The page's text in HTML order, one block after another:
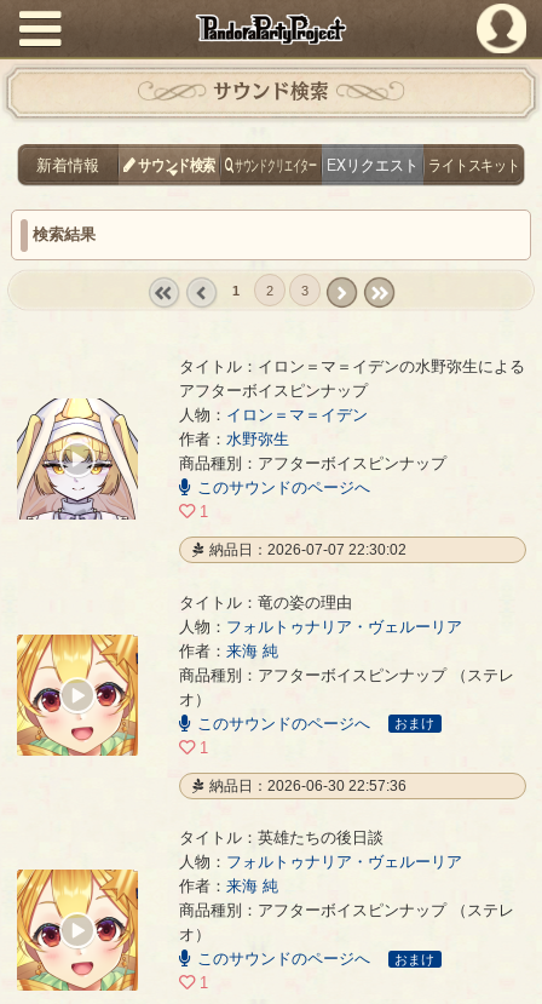
PandoraPartyProject
サウンド検索
新着情報 サウンド検索 サウンドクリエイター EXリクエスト ライトスキット
検索結果
1 2 3
イロン＝マ＝イデンの水野弥生によるアフターボイスピンナップ
00:00
01:36
タイトル：イロン＝マ＝イデンの水野弥生による
アフターボイスピンナップ
人物： イロン＝マ＝イデン
作者： 水野弥生
商品種別：アフターボイスピンナップ
このサウンドのページへ
1
納品日：2026-07-07 22:30:02
竜の姿の理由 - 来海 純
01:11
タイトル：竜の姿の理由
人物： フォルトゥナリア・ヴェルーリア
作者： 来海 純
商品種別：アフターボイスピンナップ （ステレ
オ）
このサウンドのページへ
おまけ
1
納品日：2026-06-30 22:57:36
英雄たちの後日談 - 来海 純
01:19
タイトル：英雄たちの後日談
人物： フォルトゥナリア・ヴェルーリア
作者： 来海 純
商品種別：アフターボイスピンナップ （ステレ
オ）
このサウンドのページへ
おまけ
1